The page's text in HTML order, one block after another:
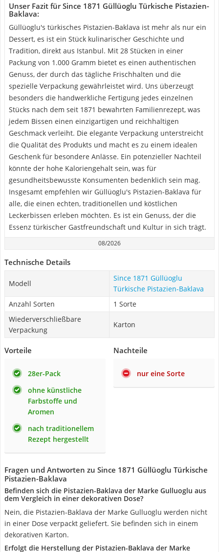
Unser Fazit für Since 1871 Güllüoglu Türkische Pistazien-
Baklava:
Güllüoglu's türkisches Pistazien-Baklava ist mehr als nur ein
Dessert, es ist ein Stück kulinarischer Geschichte und
Tradition, direkt aus Istanbul. Mit 28 Stücken in einer
Packung von 1.000 Gramm bietet es einen authentischen
Genuss, der durch das tägliche Frischhalten und die
spezielle Verpackung gewährleistet wird. Uns überzeugt
besonders die handwerkliche Fertigung jedes einzelnen
Stücks nach dem seit 1871 bewahrten Familienrezept, was
jedem Bissen einen einzigartigen und reichhaltigen
Geschmack verleiht. Die elegante Verpackung unterstreicht
die Qualität des Produkts und macht es zu einem idealen
Geschenk für besondere Anlässe. Ein potenzieller Nachteil
könnte der hohe Kaloriengehalt sein, was für
gesundheitsbewusste Konsumenten bedenklich sein mag.
Insgesamt empfehlen wir Güllüoglu's Pistazien-Baklava für
alle, die einen echten, traditionellen und köstlichen
Leckerbissen erleben möchten. Es ist ein Genuss, der die
Essenz türkischer Gastfreundschaft und Kultur in sich trägt.
08/2026
Technische Details
Modell
Since 1871 Güllüoglu
Türkische Pistazien-Baklava
Anzahl Sorten
1 Sorte
Wiederverschließbare
Verpackung
Karton
Vorteile
28er-Pack
ohne künstliche
Farbstoffe und
Aromen
nach traditionellem
Rezept hergestellt
Nachteile
nur eine Sorte
Fragen und Antworten zu Since 1871 Güllüoglu Türkische
Pistazien-Baklava
Befinden sich die Pistazien-Baklava der Marke Gulluoglu aus
dem Vergleich in einer dekorativen Dose?
Nein, die Pistazien-Baklava der Marke Gulluoglu werden nicht
in einer Dose verpackt geliefert. Sie befinden sich in einem
dekorativen Karton.
Erfolgt die Herstellung der Pistazien-Baklava der Marke